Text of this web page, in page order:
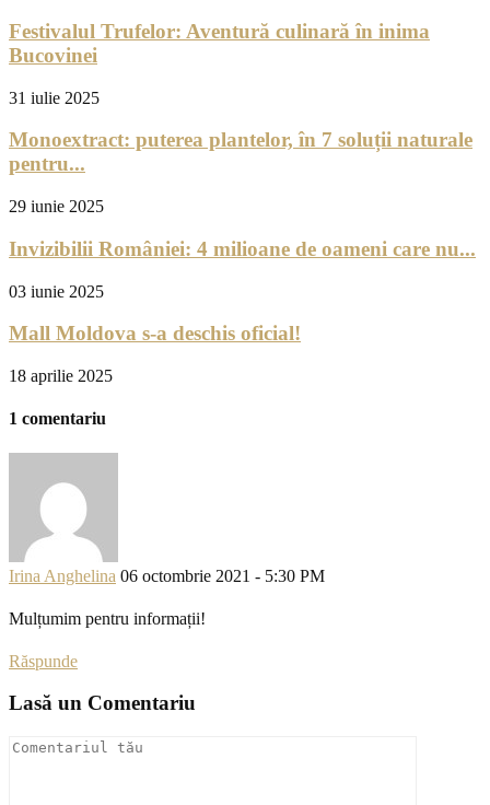
Festivalul Trufelor: Aventură culinară în inima
Bucovinei
31 iulie 2025
Monoextract: puterea plantelor, în 7 soluții naturale
pentru...
29 iunie 2025
Invizibilii României: 4 milioane de oameni care nu...
03 iunie 2025
Mall Moldova s-a deschis oficial!
18 aprilie 2025
1 comentariu
Irina Anghelina 06 octombrie 2021 - 5:30 PM
Mulțumim pentru informații!
Răspunde
Lasă un Comentariu